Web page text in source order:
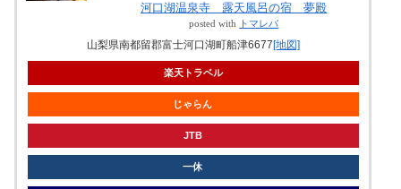
河口湖温泉寺 露天風呂の宿 夢殿
posted with トマレバ
山梨県南都留郡富士河口湖町船津6677 [地図]
楽天トラベル
じゃらん
JTB
一休